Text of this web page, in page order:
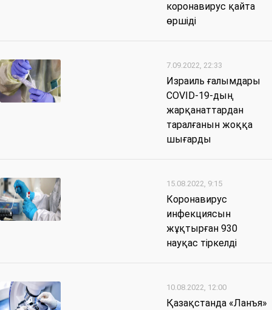
коронавирус қайта
өршіді
7.09.2022, 22:33
Израиль ғалымдары
COVID-19-дың
жарқанаттардан
таралғанын жоққа
шығарды
15.08.2022, 9:15
Коронавирус
инфекциясын
жұқтырған 930
науқас тіркелді
10.08.2022, 12:00
Қазақстанда «Ланъя»